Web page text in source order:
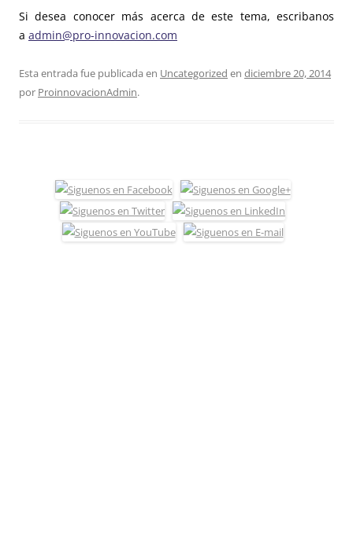
Si desea conocer más acerca de este tema, escribanos
a admin@pro-innovacion.com
Esta entrada fue publicada en Uncategorized en diciembre 20, 2014
por ProinnovacionAdmin.